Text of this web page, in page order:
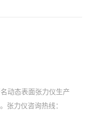
动态表面张力仪生产
张力仪咨询热线：